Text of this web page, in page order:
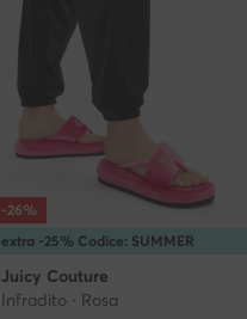
extra -25% Codice: SUMMER
-26%
Juicy Couture
Infradito · Rosa